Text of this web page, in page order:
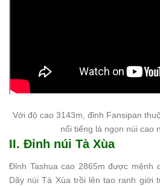
Với độ cao 3143m, đỉnh Fansipan
nổi tiếng là ngọn núi cao
II. Đỉnh núi Tà Xùa
Đỉnh Tashua cao 2865m được mệnh
Dãy núi Tà Xùa trồi lên tạo ranh giới